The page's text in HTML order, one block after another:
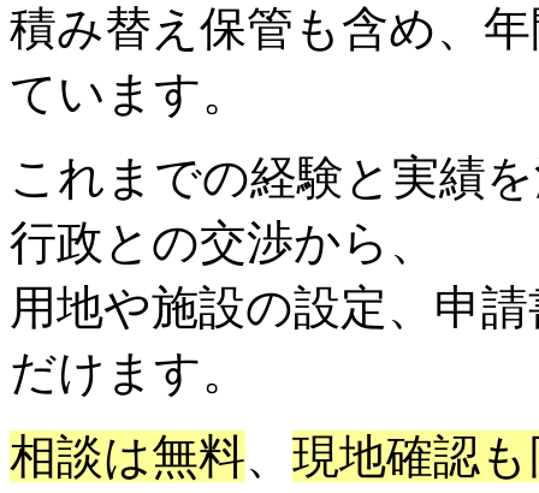
積み替え保管も含め、
ています。
これまでの経験と実績
行政との交渉から、
用地や施設の設定、申
だけます。
相談は無料、 現地確認